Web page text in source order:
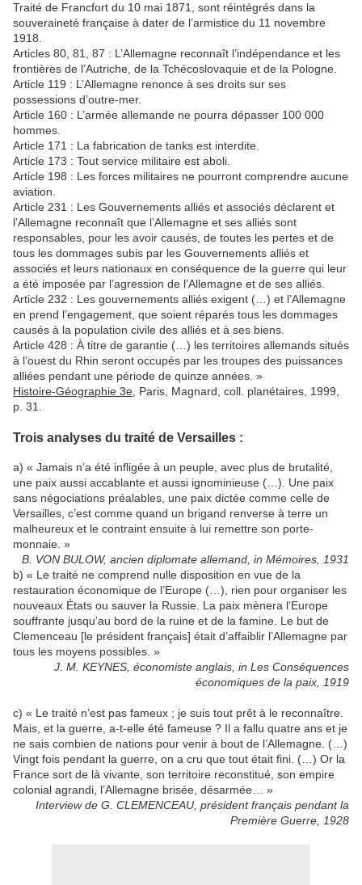
Traité de Francfort du 10 mai 1871, sont réintégrés dans la
souveraineté française à dater de l’armistice du 11 novembre
1918.
Articles 80, 81, 87 : L’Allemagne reconnaît l’indépendance et les
frontières de l’Autriche, de la Tchécoslovaquie et de la Pologne.
Article 119 : L’Allemagne renonce à ses droits sur ses
possessions d’outre-mer.
Article 160 : L’armée allemande ne pourra dépasser 100 000
hommes.
Article 171 : La fabrication de tanks est interdite.
Article 173 : Tout service militaire est aboli.
Article 198 : Les forces militaires ne pourront comprendre aucune
aviation.
Article 231 : Les Gouvernements alliés et associés déclarent et
l’Allemagne reconnaît que l’Allemagne et ses alliés sont
responsables, pour les avoir causés, de toutes les pertes et de
tous les dommages subis par les Gouvernements alliés et
associés et leurs nationaux en conséquence de la guerre qui leur
a été imposée par l’agression de l’Allemagne et de ses alliés.
Article 232 : Les gouvernements alliés exigent (…) et l’Allemagne
en prend l’engagement, que soient réparés tous les dommages
causés à la population civile des alliés et à ses biens.
Article 428 : À titre de garantie (…) les territoires allemands situés
à l’ouest du Rhin seront occupés par les troupes des puissances
alliées pendant une période de quinze années. »
Histoire-Géographie 3e , Paris, Magnard, coll. planétaires, 1999,
p. 31.
Trois analyses du traité de Versailles :
a) « Jamais n’a été infligée à un peuple, avec plus de brutalité,
une paix aussi accablante et aussi ignominieuse (…). Une paix
sans négociations préalables, une paix dictée comme celle de
Versailles, c’est comme quand un brigand renverse à terre un
malheureux et le contraint ensuite à lui remettre son porte-
monnaie. »
B. VON BULOW, ancien diplomate allemand, in Mémoires, 1931
b) « Le traité ne comprend nulle disposition en vue de la
restauration économique de l’Europe (…), rien pour organiser les
nouveaux États ou sauver la Russie. La paix mènera l’Europe
souffrante jusqu’au bord de la ruine et de la famine. Le but de
Clemenceau [le président français] était d’affaiblir l’Allemagne par
tous les moyens possibles. »
J. M. KEYNES, économiste anglais, in Les Conséquences
économiques de la paix, 1919
c) « Le traité n’est pas fameux ; je suis tout prêt à le reconnaître.
Mais, et la guerre, a-t-elle été fameuse ? Il a fallu quatre ans et je
ne sais combien de nations pour venir à bout de l’Allemagne. (…)
Vingt fois pendant la guerre, on a cru que tout était fini. (…) Or la
France sort de là vivante, son territoire reconstitué, son empire
colonial agrandi, l’Allemagne brisée, désarmée… »
Interview de G. CLEMENCEAU, président français pendant la
Première Guerre, 1928